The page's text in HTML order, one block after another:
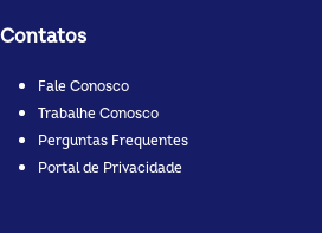
Contatos
Fale Conosco
Trabalhe Conosco
Perguntas Frequentes
Portal de Privacidade